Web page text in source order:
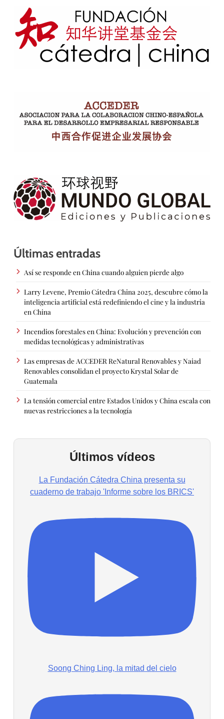
Últimas entradas
Así se responde en China cuando alguien pierde algo
Larry Levene, Premio Cátedra China 2025, descubre cómo la
inteligencia artificial está redefiniendo el cine y la industria
en China
Incendios forestales en China: Evolución y prevención con
medidas tecnológicas y administrativas
Las empresas de ACCEDER ReNatural Renovables y Naiad
Renovables consolidan el proyecto Krystal Solar de
Guatemala
La tensión comercial entre Estados Unidos y China escala con
nuevas restricciones a la tecnología
Últimos vídeos
La Fundación Cátedra China presenta su
cuaderno de trabajo 'Informe sobre los BRICS'
Soong Ching Ling, la mitad del cielo